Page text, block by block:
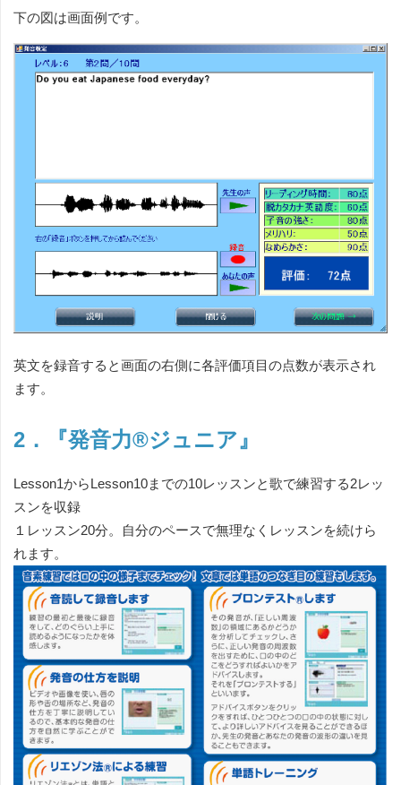
下の図は画面例です。
英文を録音すると画面の右側に各評価項目の点数が表示され
ます。
2．『発音力®ジュニア』
Lesson1からLesson10までの10レッスンと歌で練習する2レッ
スンを収録
１レッスン20分。自分のペースで無理なくレッスンを続けら
れます。